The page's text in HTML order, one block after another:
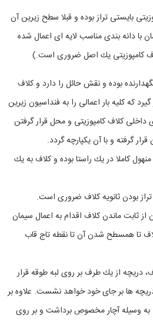
بايستی تراز بوده و قبلا سطح زيرين آن
با دانه بندی مناسب لايه ای اعمال شده
کامپوزیتی يك اصل ضروری است.)
بوده و نقش حائل را دارد و كلاف
كه كليه بار اعمالی را به فنداسيون زيرين
داخلی كلاف کامپوزیتی و محل قرار گرفتن
گرفته و با آن يكپارچه گردد.
كاملا در يك راستا بوده و كلاف به يك
بودن ثانويه كلاف ضروری است.
از ثابت ماندن كلاف اقدام به اعمال سيمان
تا همسطح شدن آن تا نقطه تاج قاب
دريچه از يك طرف بر روی لبه طوقه قرار
ها بر جای خود خواهد نشست. علاوه بر
وسيله آچار مخصوص برداشت و بر روی